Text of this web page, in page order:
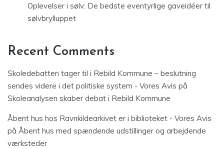
Oplevelser i sølv: De bedste eventyrlige gaveidéer til
sølvbrylluppet
Recent Comments
Skoledebatten tager til i Rebild Kommune – beslutning
sendes videre i det politiske system - Vores Avis på
Skoleanalysen skaber debat i Rebild Kommune
Åbent hus hos Ravnkildearkivet er i biblioteket - Vores Avis
på Åbent hus med spændende udstillinger og arbejdende
værksteder